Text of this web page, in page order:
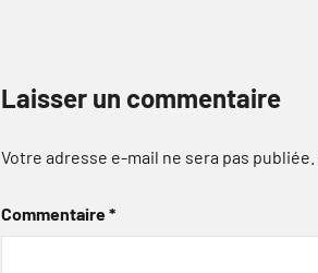
Laisser un commentaire
Votre adresse e-mail ne sera pas publiée.
Commentaire*